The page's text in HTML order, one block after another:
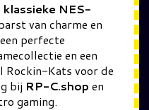
klassieke NES-
van charme en
perfecte
en een
Rockin-Kats voor de
bij RP-C.shop en
gaming.